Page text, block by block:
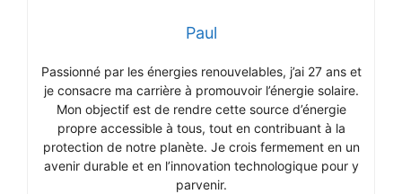
Paul
Passionné par les énergies renouvelables, j’ai 27 ans et
je consacre ma carrière à promouvoir l’énergie solaire.
Mon objectif est de rendre cette source d’énergie
propre accessible à tous, tout en contribuant à la
protection de notre planète. Je crois fermement en un
avenir durable et en l’innovation technologique pour y
parvenir.